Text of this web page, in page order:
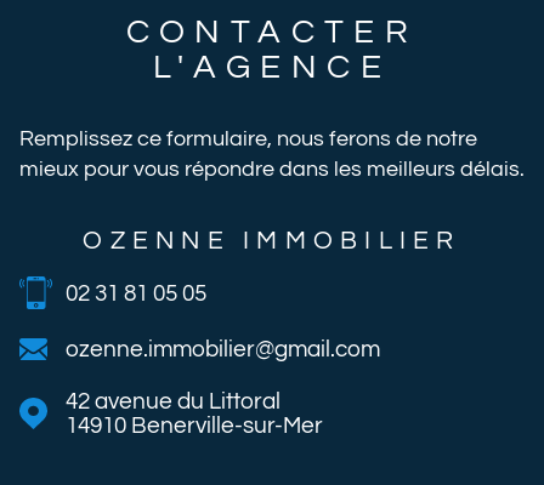
CONTACTER
L'AGENCE
Remplissez ce formulaire, nous ferons de notre
mieux pour vous répondre dans les meilleurs délais.
OZENNE IMMOBILIER
02 31 81 05 05
ozenne.immobilier@gmail.com
42 avenue du Littoral
14910
Benerville-sur-Mer